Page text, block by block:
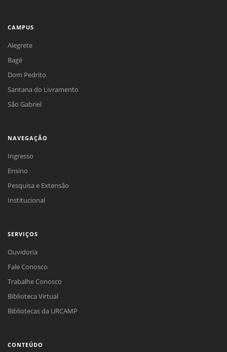
CAMPUS
Alegrete
Bagé
Dom Pedrito
Santana do Livramento
São Gabriel
NAVEGAÇÃO
Ingresso
Ensino
Pesquisa e Extensão
Institucional
SERVIÇOS
Ouvidoria
Fale Conosco
Trabalhe Conosco
Biblioteca Virtual
Bibliotecas da URCAMP
CONTEÚDO